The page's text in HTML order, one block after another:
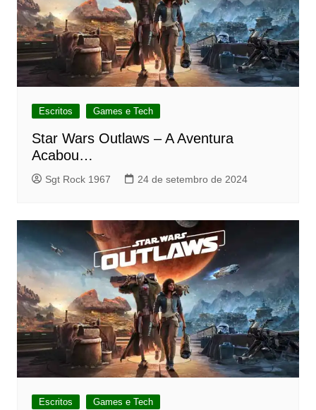
Escritos Games e Tech
Star Wars Outlaws – A Aventura
Acabou…
Sgt Rock 1967 24 de setembro de 2024
Escritos Games e Tech